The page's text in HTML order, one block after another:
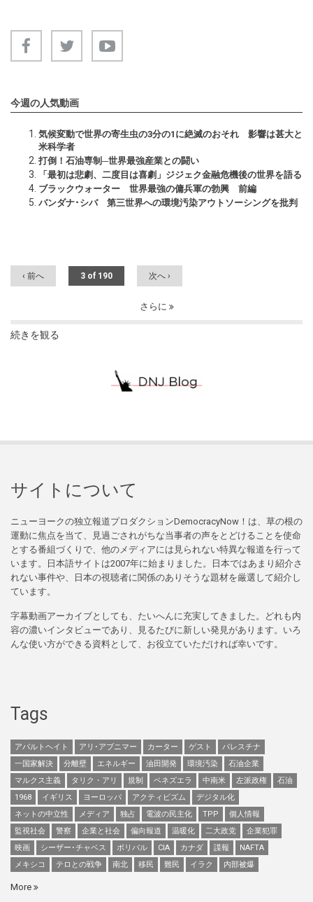
今週の人気動画
気候変動で世界の寄生虫の3分の1に絶滅のおそれ 影響は甚大と
米科学者
打倒！石油専制─世界最強産業との闘い
「最初は悲劇、二度目は喜劇」ジジェク金融危機後の世界を語る
ブラックウォーター 世界最強の傭兵軍の勃興 前編
バンダナ･シバ 第三世界への環境汚染アウトソーシングを批判
‹ 前へ 3 of 190 次へ ›
さらに
続きを観る
サイトについて
ニューヨークの独立報道プロダクションDemocracyNow！は、草の根の
運動に焦点を当て、見過ごされがちな当事者の声をとどけることを使命
とする番組づくりで、他のメディアには見られない特異な報道を行って
います。日本語サイトは2007年に始まりました。日本ではあまり紹介さ
れない事件や、日本の視聴者に関係のありそうな題材を厳選して紹介し
ています。
字幕動画アーカイブとしても、たいへんに充実してきました。どれも内
容の濃いインタビューであり、見るたびに新しい発見があります。いろ
んな使い方ができる資料として、お役立ていただければ幸いです。
Tags
アパルトヘイト アリ･アブニマー カーター ゲスト
パレスチナ
一国家解決
分離壁 エネルギー 油田開発 環境汚染
石油企業
マルクス主義
タリク・アリ 規制 ベネズエラ 中南米 左派政権
石油
1968
イギリス ヨーロッパ アクティビズム
デジタル化
ネットの中立性
メディア 独占 電波の民主化 TPP
個人情報
監視社会
警察 企業と社会 偏向報道 温暖化 二大政党
企業犯罪
映画
シーザー･チャベス ボリバル CIA カナダ 諜報
NAFTA
メキシコ
テロとの戦争 南北 移民 難民 イラク 内部被爆
More